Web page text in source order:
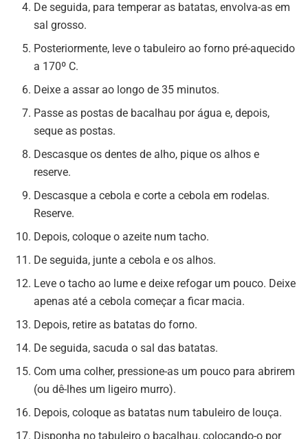
De seguida, para temperar as batatas, envolva-as em
sal grosso.
Posteriormente, leve o tabuleiro ao forno pré-aquecido
a 170º C.
Deixe a assar ao longo de 35 minutos.
Passe as postas de bacalhau por água e, depois,
seque as postas.
Descasque os dentes de alho, pique os alhos e
reserve.
Descasque a cebola e corte a cebola em rodelas.
Reserve.
Depois, coloque o azeite num tacho.
De seguida, junte a cebola e os alhos.
Leve o tacho ao lume e deixe refogar um pouco. Deixe
apenas até a cebola começar a ficar macia.
Depois, retire as batatas do forno.
De seguida, sacuda o sal das batatas.
Com uma colher, pressione-as um pouco para abrirem
(ou dê-lhes um ligeiro murro).
Depois, coloque as batatas num tabuleiro de louça.
Disponha no tabuleiro o bacalhau, colocando-o por